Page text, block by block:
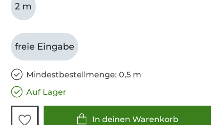
2 m
freie Eingabe
Mindestbestellmenge: 0,5 m
Auf Lager
In deinen Warenkorb